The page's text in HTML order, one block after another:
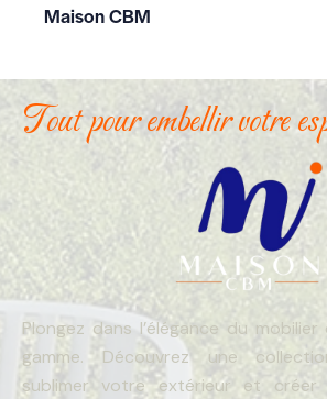
Maison CBM
Tout pour embellir votre
Plongez dans l’élégance du
gamme. Découvrez une
sublimer votre extérieur et